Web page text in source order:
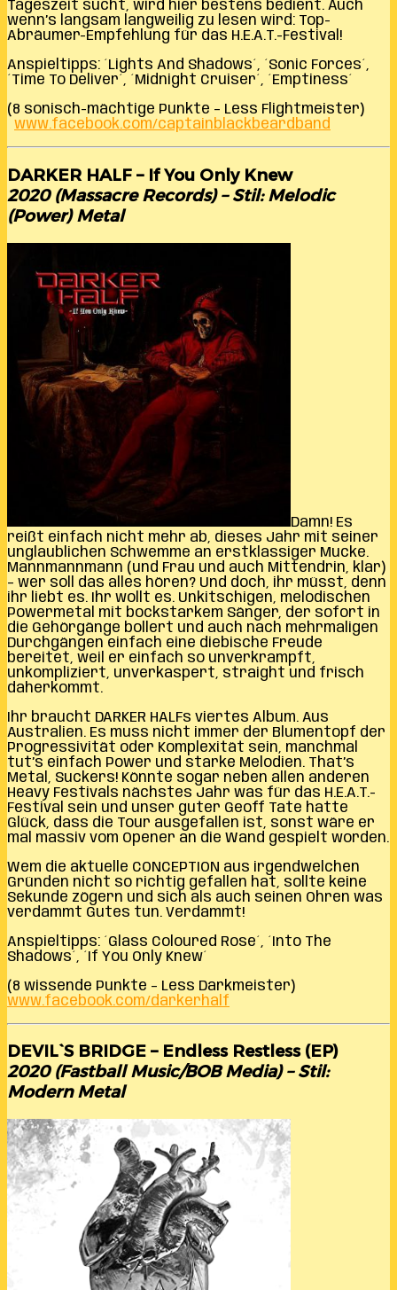
Tageszeit sucht, wird hier bestens bedient. Auch
wenn’s langsam langweilig zu lesen wird: Top-
Abräumer-Empfehlung für das H.E.A.T.-Festival!
Anspieltipps: ´Lights And Shadows´, ´Sonic Forces´,
´Time To Deliver´, ´Midnight Cruiser´, ´Emptiness´
(8 sonisch-mächtige Punkte – Less Flightmeister)
www.facebook.com/captainblackbeardband
DARKER HALF – If You Only Knew
2020 (Massacre Records) – Stil: Melodic
(Power) Metal
Damn! Es
reißt einfach nicht mehr ab, dieses Jahr mit seiner
unglaublichen Schwemme an erstklassiger Mucke.
Mannmannmann (und Frau und auch Mittendrin, klar)
– wer soll das alles hören? Und doch, ihr müsst, denn
ihr liebt es. Ihr wollt es. Unkitschigen, melodischen
Powermetal mit bockstarkem Sänger, der sofort in
die Gehörgänge bollert und auch nach mehrmaligen
Durchgängen einfach eine diebische Freude
bereitet, weil er einfach so unverkrampft,
unkompliziert, unverkaspert, straight und frisch
daherkommt.
Ihr braucht DARKER HALFs viertes Album. Aus
Australien. Es muss nicht immer der Blumentopf der
Progressivität oder Komplexität sein, manchmal
tut’s einfach Power und starke Melodien. That’s
Metal, Suckers! Könnte sogar neben allen anderen
Heavy Festivals nächstes Jahr was für das H.E.A.T.-
Festival sein und unser guter Geoff Tate hatte
Glück, dass die Tour ausgefallen ist, sonst wäre er
mal massiv vom Opener an die Wand gespielt worden.
Wem die aktuelle CONCEPTION aus irgendwelchen
Gründen nicht so richtig gefallen hat, sollte keine
Sekunde zögern und sich als auch seinen Ohren was
verdammt Gutes tun. Verdammt!
Anspieltipps: ´Glass Coloured Rose´, ´Into The
Shadows´, ´If You Only Knew´
(8 wissende Punkte – Less Darkmeister)
www.facebook.com/darkerhalf
DEVIL`S BRIDGE – Endless Restless (EP)
2020 (Fastball Music/BOB Media) – Stil:
Modern Metal